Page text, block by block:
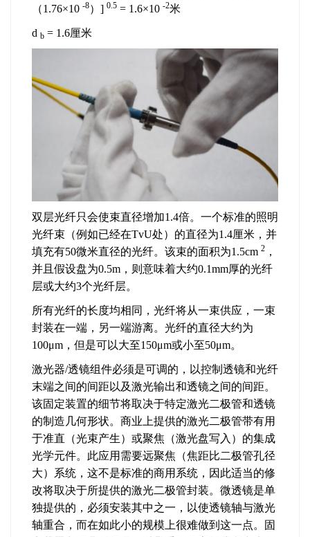
（1.76×10 -8）] 0.5 = 1.6×10 -2米
d b = 1.6厘米
双层光纤只会使束直径增加1.4倍。一个标准的照明
光纤束（例如已经在TvU处）的直径为1.4厘米，并
填充有50微米直径的光纤。该束的面积为1.5cm 2 ，
并且假设盘为0.5m，则意味着大约0.1mm厚的光纤
层或大约3个光纤层。
所有光纤的长度均相同，光纤将从一束供应，一束
封装在一端，另一端游离。光纤的直径大约为
100μm，但是可以大至150μm或小至50μm。
激光器/透镜组件必须是可调的，以控制透镜和光纤
末端之间的间距以及激光输出和透镜之间的间距。
该固定装置的细节将取决于特定激光二极管和透镜
的制造几何形状。商业上提供的激光二极管带有用
于准直（光束产生）或聚焦（激光盘写入）的集成
光学元件。此应用需要远聚焦（焦距比二极管孔径
大）系统，这不是标准的商用系统，因此适当的修
改将取决于所提供的激光二极管封装。微透镜是单
独提供的，必须安装其中之一，以使透镜轴与激光
轴重合，而在如此小的规模上很难做到这一点。固